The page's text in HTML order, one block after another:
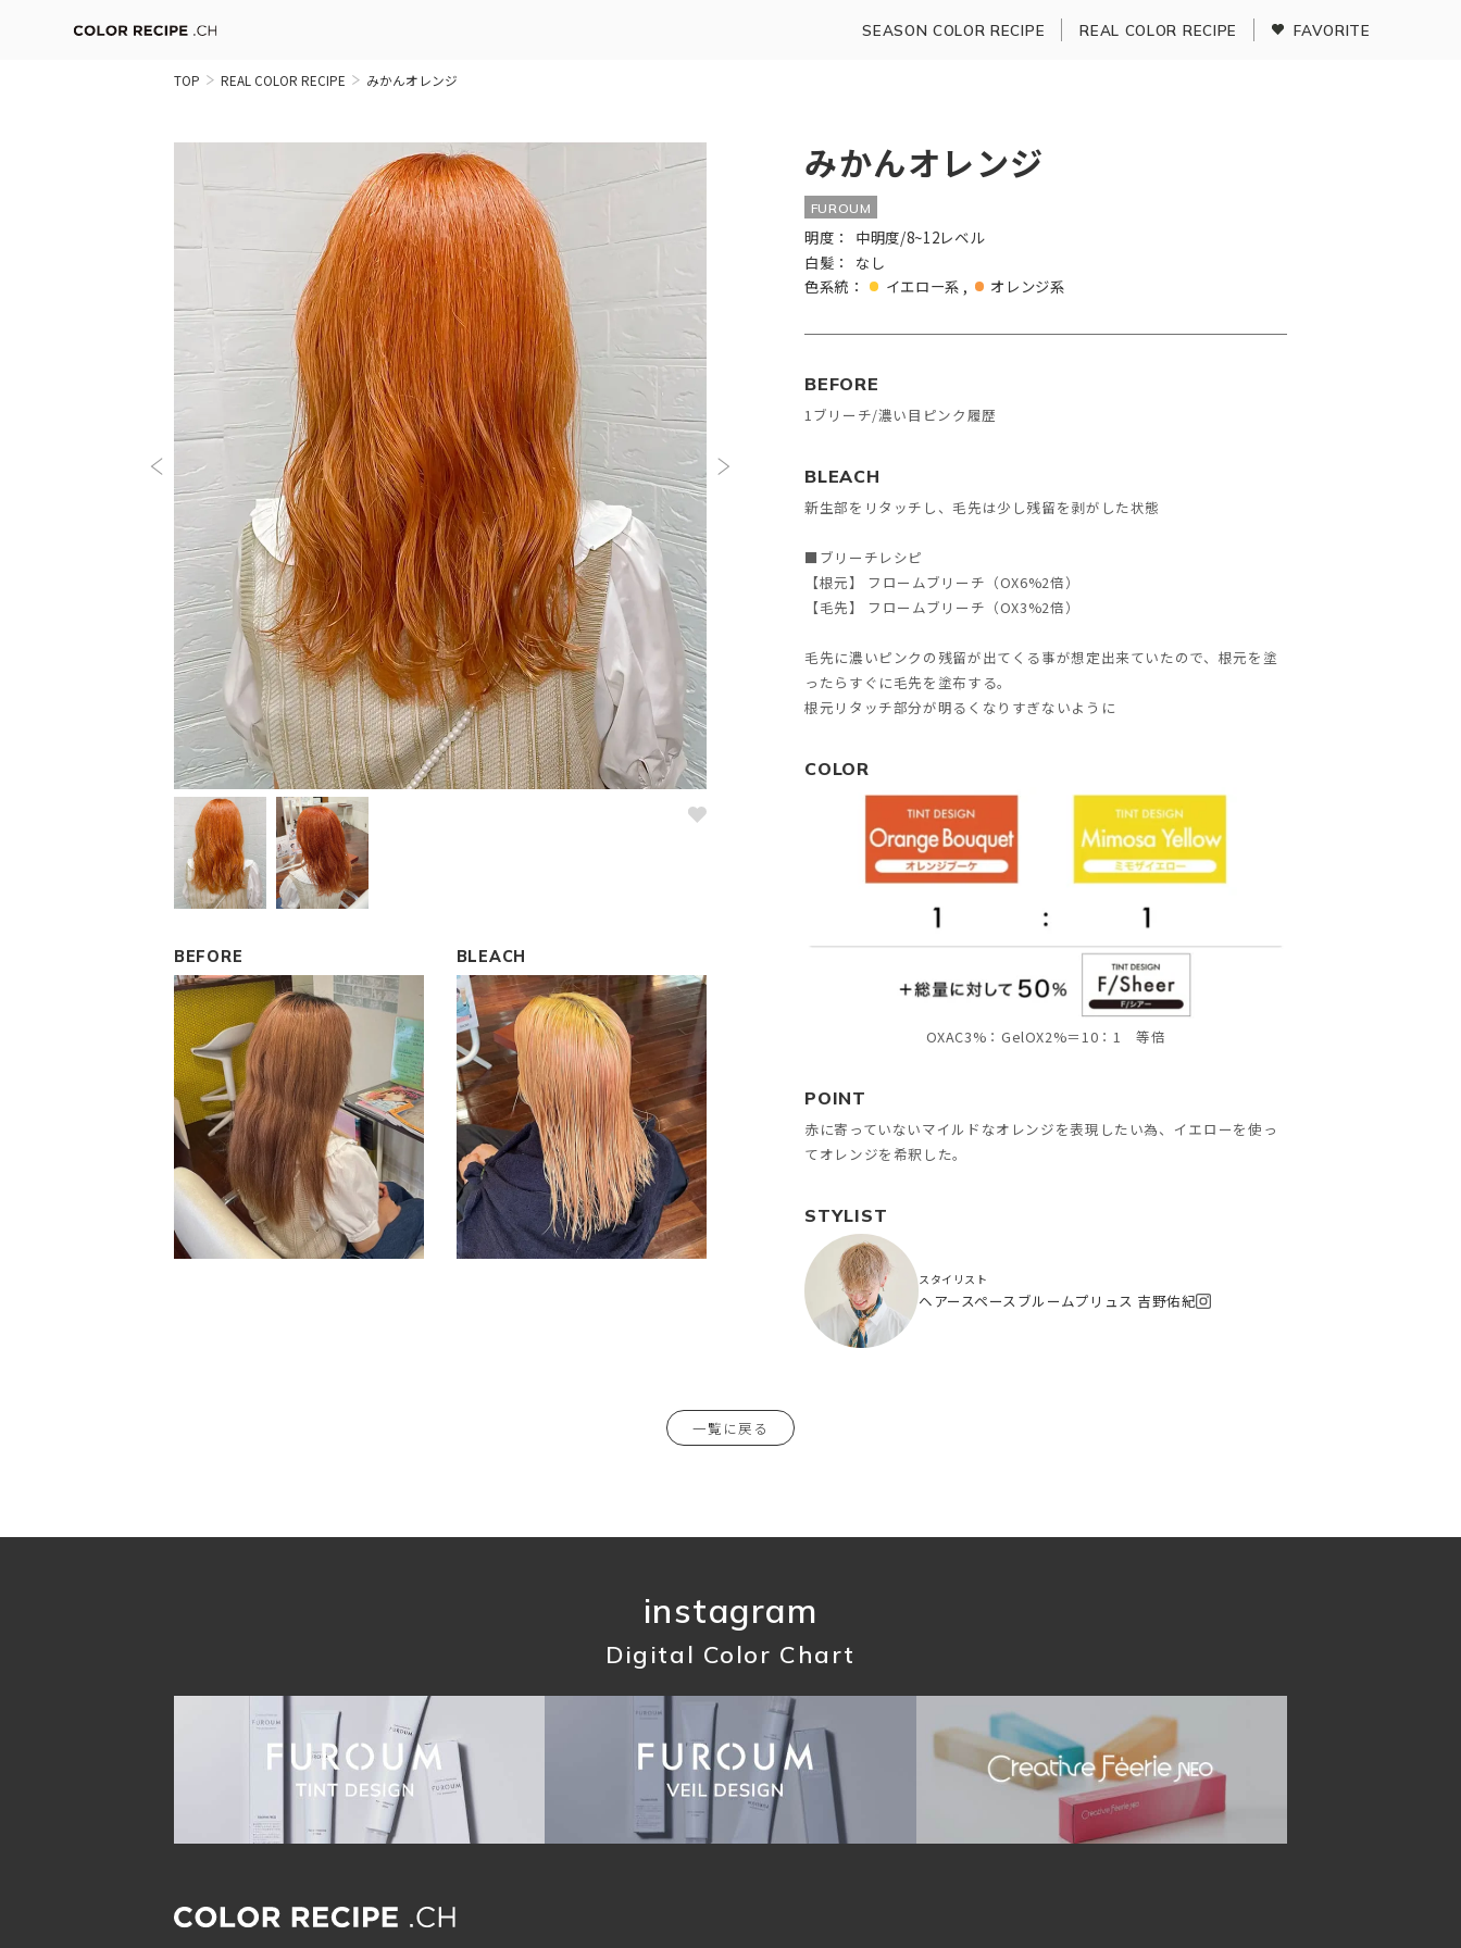
SEASON COLOR RECIPE REAL COLOR RECIPE FAVORITE
TOP REAL COLOR RECIPE みかんオレンジ
BEFORE BLEACH
みかんオレンジ
FUROUM
明度：
中明度/8~12レベル
白髪：
なし
色系統：
イエロー系 オレンジ系
BEFORE
1ブリーチ/濃い目ピンク履歴
BLEACH
新生部をリタッチし、毛先は少し残留を剥がした状態
■ブリーチレシピ
【根元】 フロームブリーチ（OX6%2倍）
【毛先】 フロームブリーチ（OX3%2倍）
毛先に濃いピンクの残留が出てくる事が想定出来ていたので、根元を塗
ったらすぐに毛先を塗布する。
根元リタッチ部分が明るくなりすぎないように
COLOR
OXAC3%：GelOX2%＝10：1 等倍
POINT
赤に寄っていないマイルドなオレンジを表現したい為、イエローを使っ
てオレンジを希釈した。
STYLIST
スタイリスト
ヘアースペースブルームプリュス 吉野佑紀
一覧に戻る
instagram
Digital Color Chart